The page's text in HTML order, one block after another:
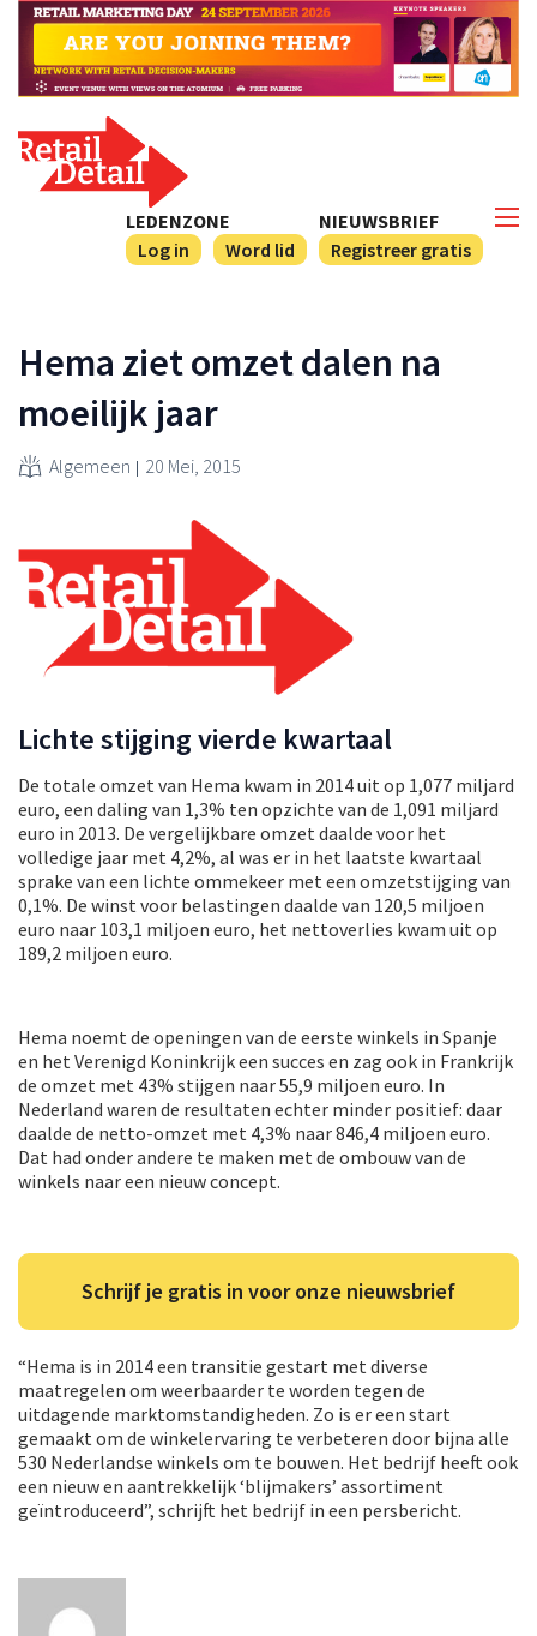
NIEUWSBRIEF
Registreer gratis
LEDENZONE
Log in
Word lid
Hema ziet omzet dalen na
moeilijk jaar
Algemeen 20 Mei, 2015
Lichte stijging vierde kwartaal
De totale omzet van Hema kwam in 2014 uit op 1,077 miljard
euro, een daling van 1,3% ten opzichte van de 1,091 miljard
euro in 2013. De vergelijkbare omzet daalde voor het
volledige jaar met 4,2%, al was er in het laatste kwartaal
sprake van een lichte ommekeer met een omzetstijging van
0,1%. De winst voor belastingen daalde van 120,5 miljoen
euro naar 103,1 miljoen euro, het nettoverlies kwam uit op
189,2 miljoen euro.
Hema noemt de openingen van de eerste winkels in Spanje
en het Verenigd Koninkrijk een succes en zag ook in Frankrijk
de omzet met 43% stijgen naar 55,9 miljoen euro. In
Nederland waren de resultaten echter minder positief: daar
daalde de netto-omzet met 4,3% naar 846,4 miljoen euro.
Dat had onder andere te maken met de ombouw van de
winkels naar een nieuw concept.
Schrijf je gratis in voor onze nieuwsbrief
“Hema is in 2014 een transitie gestart met diverse
maatregelen om weerbaarder te worden tegen de
uitdagende marktomstandigheden. Zo is er een start
gemaakt om de winkelervaring te verbeteren door bijna alle
530 Nederlandse winkels om te bouwen. Het bedrijf heeft ook
een nieuw en aantrekkelijk ‘blijmakers’ assortiment
geïntroduceerd”, schrijft het bedrijf in een persbericht.